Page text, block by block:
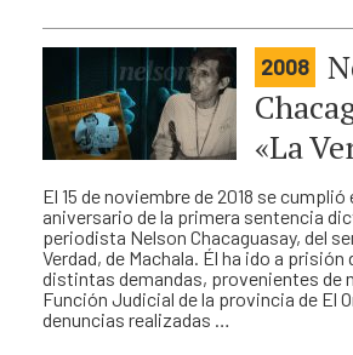
2008
«La
El 15 de noviembre de 2018 se cumplió
aniversario de la primera sentencia
periodista Nelson Chacaguasay, del
Verdad, de Machala. Él ha ido a
distintas demandas, provenientes de
Función Judicial de la provincia de El
denuncias realizadas …